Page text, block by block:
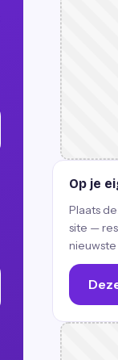
Op je
Plaats
site —
nieuwste